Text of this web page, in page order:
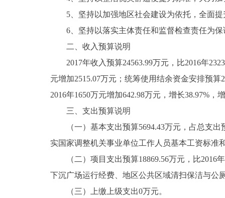
北京概况
绿色北京
ENGLISH
DEUTSCH
ESPAÑOL
5、坚持以加强地区社会建设为依托，全面提
6、坚持以落实主体责任和监督检查责任为保
二、收入预算说明
2017年收入预算24563.99万元，比2016年
元增加2515.07万元；统筹使用结余资金安排预算
2016年1650万元增加642.98万元，增长38.97%
三、支出预算说明
（一）基本支出预算5694.43万元，占总支出预
实国家调整机关事业单位工作人员基本工资标准
（二）项目支出预算18869.56万元，比2016年
下沉广场运行经费、地区公共区域清扫保洁与公
（三）上缴上级支出0万元。